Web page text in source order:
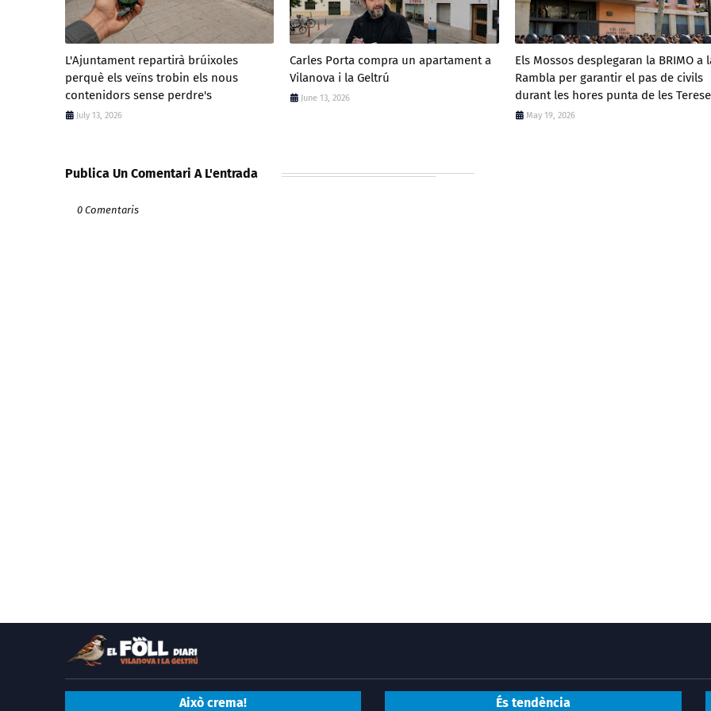
L'Ajuntament repartirà brúixoles
perquè els veïns trobin els nous
contenidors sense perdre's
July 13, 2026
Carles Porta compra un apartament a
Vilanova i la Geltrú
June 13, 2026
Els Mossos desplegaran la BRIMO a
Rambla per garantir el pas de civils
durant les hores punta de les
May 19, 2026
Publica Un Comentari A L'entrada
0 Comentaris
Això crema! És tendència